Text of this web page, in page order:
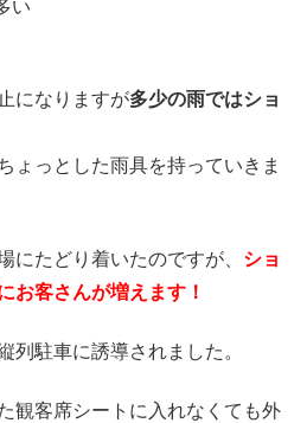
い
になりますが多少の雨ではショ
ょっとした雨具を持っていきま
にたどり着いたのですが、 ショ
お客さんが増えます！
列駐車に誘導されました。
観客席シートに入れなくても外